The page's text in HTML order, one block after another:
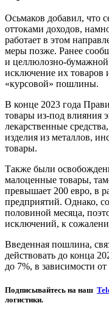
Осьмаков добавил, что
оттоками доходов,
работает в этом
меры позже. Ранее
и целлюлозно-
исключение их товаров
«курсовой» пошлины.
В конце 2023 года
товары из-под влияния
лекарственные
изделия из металлов,
товары.
Также были
малоценные товары,
превышает 200 евро, в
предприятий. Однако,
половиной месяца,
исключений, к
Введенная пошлина,
действовать до конца
до 7%, в зависимости
Подписывайтесь на наш
логистики.